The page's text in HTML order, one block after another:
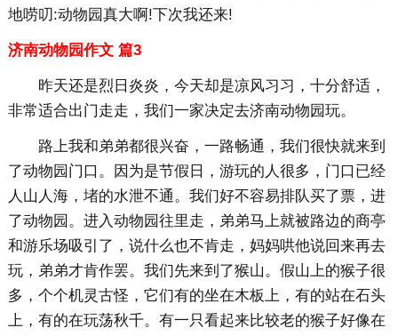
地唠叨:动物园真大啊!下次我还来!
济南动物园作文 篇3
昨天还是烈日炎炎，今天却是凉风习习，十分舒适，
非常适合出门走走，我们一家决定去济南动物园玩。
路上我和弟弟都很兴奋，一路畅通，我们很快就来到
了动物园门口。因为是节假日，游玩的人很多，门口已经
人山人海，堵的水泄不通。我们好不容易排队买了票，进
了动物园。进入动物园往里走，弟弟马上就被路边的商亭
和游乐场吸引了，说什么也不肯走，妈妈哄他说回来再去
玩，弟弟才肯作罢。我们先来到了猴山。假山上的猴子很
多，个个机灵古怪，它们有的坐在木板上，有的站在石头
上，有的在玩荡秋千。有一只看起来比较老的猴子好像在